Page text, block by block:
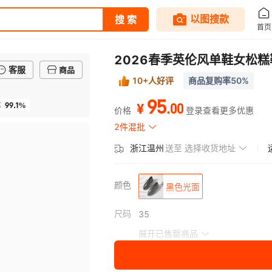
客服 商品
99.1%
2026春季英伦风单鞋女松
10+人好评 商品复购率50%
价格 ¥ 95.00 登录查看更多优惠
2件混批
浙江温州送至 选择收货地址
颜色 黑色光面
尺码
35
展开已售罄商品